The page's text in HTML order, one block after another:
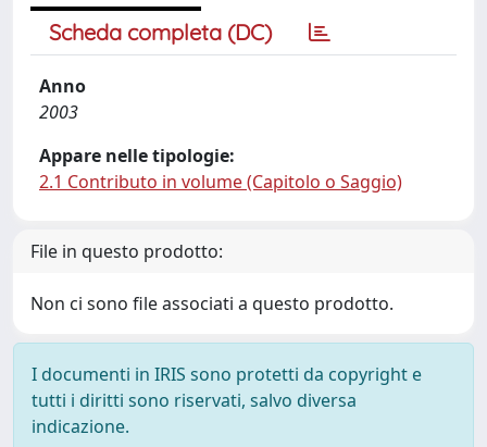
Scheda completa (DC)
Anno
2003
Appare nelle tipologie:
2.1 Contributo in volume (Capitolo o Saggio)
File in questo prodotto:
Non ci sono file associati a questo prodotto.
I documenti in IRIS sono protetti da copyright e
tutti i diritti sono riservati, salvo diversa
indicazione.